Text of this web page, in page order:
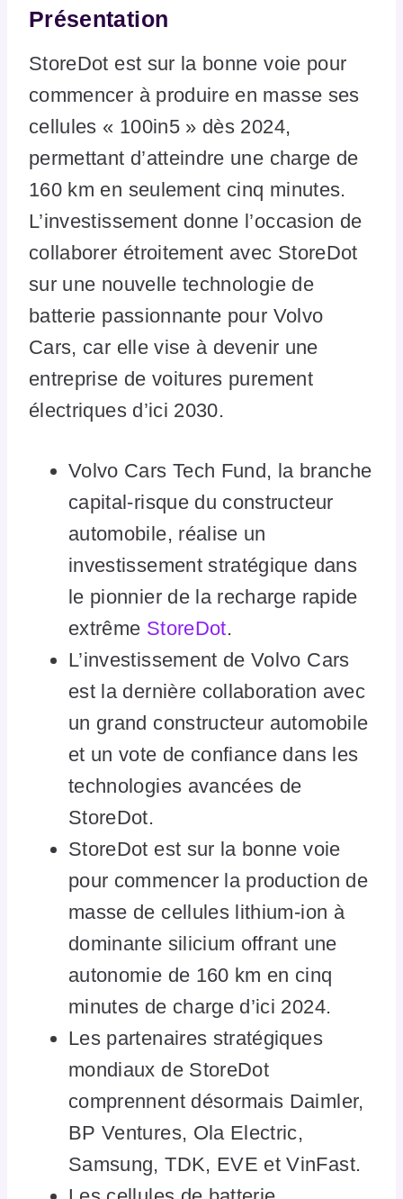
Présentation
StoreDot est sur la bonne voie pour
commencer à produire en masse ses
cellules « 100in5 » dès 2024,
permettant d’atteindre une charge de
160 km en seulement cinq minutes.
L’investissement donne l’occasion de
collaborer étroitement avec StoreDot
sur une nouvelle technologie de
batterie passionnante pour Volvo
Cars, car elle vise à devenir une
entreprise de voitures purement
électriques d’ici 2030.
Volvo Cars Tech Fund, la branche
capital-risque du constructeur
automobile, réalise un
investissement stratégique dans
le pionnier de la recharge rapide
extrême StoreDot.
L’investissement de Volvo Cars
est la dernière collaboration avec
un grand constructeur automobile
et un vote de confiance dans les
technologies avancées de
StoreDot.
StoreDot est sur la bonne voie
pour commencer la production de
masse de cellules lithium-ion à
dominante silicium offrant une
autonomie de 160 km en cinq
minutes de charge d’ici 2024.
Les partenaires stratégiques
mondiaux de StoreDot
comprennent désormais Daimler,
BP Ventures, Ola Electric,
Samsung, TDK, EVE et VinFast.